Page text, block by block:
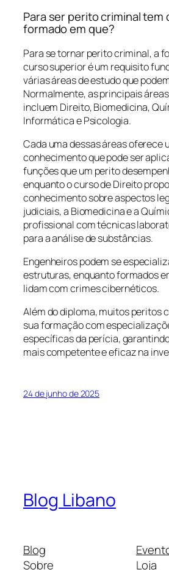
Para ser perito criminal tem
formado em que?
Para se tornar perito criminal, a
curso superior é um requisito
várias áreas de estudo que
Normalmente, as principais
incluem Direito, Biomedicina,
Informática e Psicologia.
Cada uma dessas áreas oferece
conhecimento que pode ser
funções que um perito
enquanto o curso de Direito
conhecimento sobre aspectos
judiciais, a Biomedicina e a
profissional com técnicas
para a análise de substâncias.
Engenheiros podem se
estruturas, enquanto formados
lidam com crimes cibernéticos.
Além do diploma, muitos peritos
sua formação com
específicas da perícia,
mais competente e eficaz na
24 de junho de 2025
Blog Libano
Blog
Sobre
Loja